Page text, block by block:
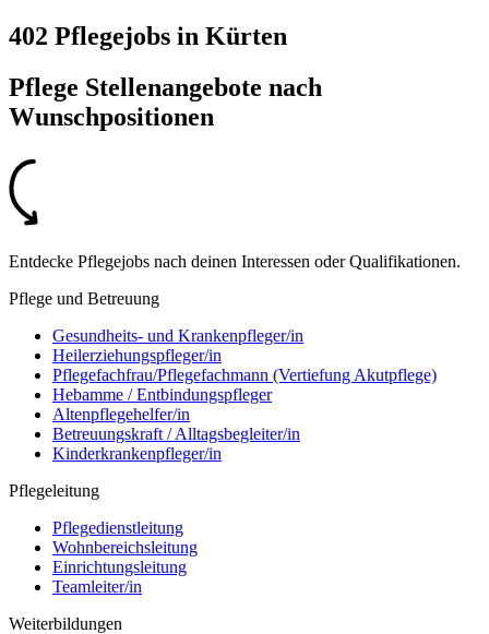
402 Pflegejobs in Kürten
Pflege Stellenangebote nach
Wunschpositionen
Entdecke Pflegejobs nach deinen Interessen oder Qualifikationen.
Pflege und Betreuung
Gesundheits- und Krankenpfleger/in
Heilerziehungspfleger/in
Pflegefachfrau/Pflegefachmann (Vertiefung Akutpflege)
Hebamme / Entbindungspfleger
Altenpflegehelfer/in
Betreuungskraft / Alltagsbegleiter/in
Kinderkrankenpfleger/in
Pflegeleitung
Pflegedienstleitung
Wohnbereichsleitung
Einrichtungsleitung
Teamleiter/in
Weiterbildungen